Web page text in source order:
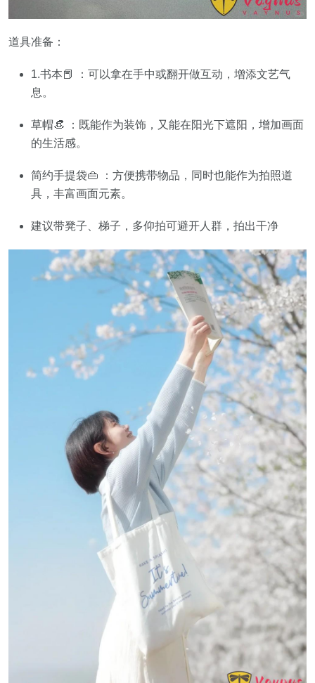
道具准备：
1.书本📕 ：可以拿在手中或翻开做互动，增添文艺气
息。
草帽👒 ：既能作为装饰，又能在阳光下遮阳，增加画面
的生活感。
简约手提袋👜 ：方便携带物品，同时也能作为拍照道
具，丰富画面元素。
建议带凳子、梯子，多仰拍可避开人群，拍出干净